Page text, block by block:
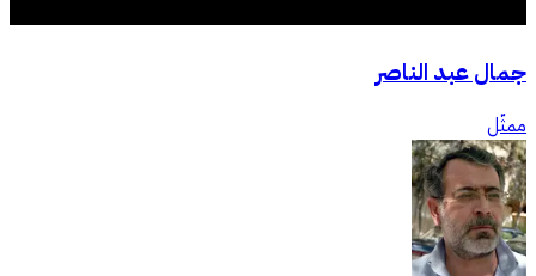
جمال عبد الناصر
ممثّل